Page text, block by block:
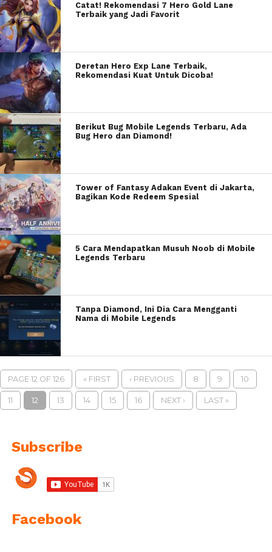
Catat! Rekomendasi 7 Hero Gold Lane
Terbaik yang Jadi Favorit
Deretan Hero Exp Lane Terbaik,
Rekomendasi Kuat Untuk Dicoba!
Berikut Bug Mobile Legends Terbaru, Ada
Bug Hero dan Diamond!
Tower of Fantasy Adakan Event di Jakarta,
Bagikan Kode Redeem Spesial
5 Cara Mendapatkan Musuh Noob di Mobile
Legends Terbaru
Tanpa Diamond, Ini Dia Cara Mengganti
Nama di Mobile Legends
PAGE 12 OF 126 « FIRST ‹ PREVIOUS 8 9 10
11 12 13 14 15 16 NEXT › LAST »
Subscribe
Facebook